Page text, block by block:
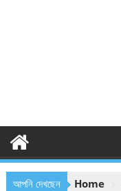
আপনি দেখছেন Home